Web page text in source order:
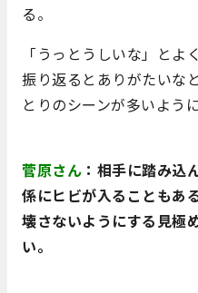
る。
「うっとうしいな」とよ
振り返るとありがたいな
とりのシーンが多いよう
菅原さん ：相手に踏み込
係にヒビが入ることもあ
壊さないようにする見極
い。